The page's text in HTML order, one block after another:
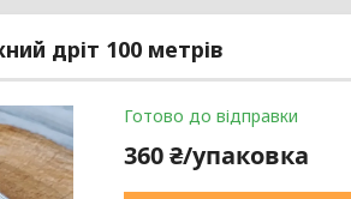
дріт 100 метрів
Готово до відправки
360 ₴/упаковка